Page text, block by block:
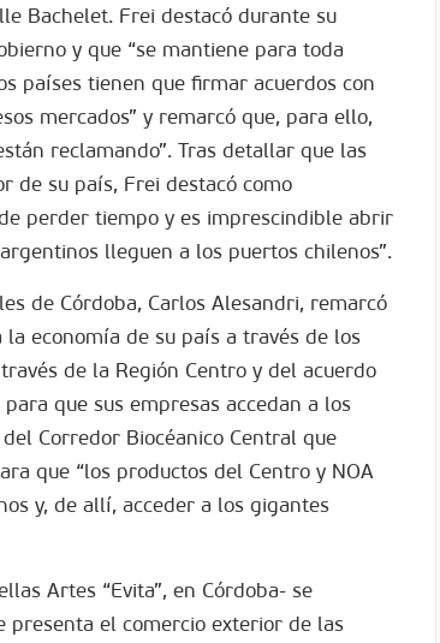
Bachelet. Frei destacó durante su
y que “se mantiene para toda
países tienen que firmar acuerdos con
mercados” y remarcó que, para ello,
reclamando”. Tras detallar que las
de su país, Frei destacó como
perder tiempo y es imprescindible abrir
lleguen a los puertos chilenos”.
de Córdoba, Carlos Alesandri, remarcó
economía de su país a través de los
de la Región Centro y del acuerdo
que sus empresas accedan a los
Corredor Biocéanico Central que
que “los productos del Centro y NOA
y, de allí, acceder a los gigantes
Artes “Evita”, en Córdoba- se
el comercio exterior de las